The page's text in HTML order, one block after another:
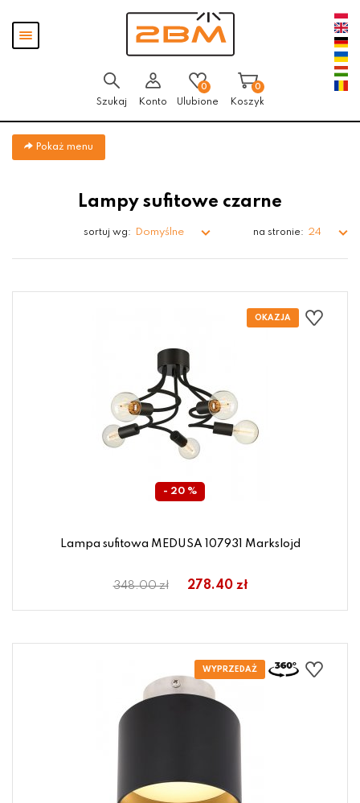
Pokaż
menu
Szukaj Konto
0
Ulubione
0
Koszyk
Pokaż menu
Lampy sufitowe czarne
sortuj wg: Domyślne na stronie: 24
- 20 %
Lampa sufitowa MEDUSA 107931 Markslojd
348.00 zł 278.40 zł